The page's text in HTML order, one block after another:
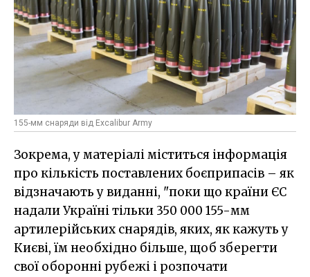
155-мм снаряди від Excalibur Army
Зокрема, у матеріалі міститься інформація
про кількість поставлених боєприпасів – як
відзначають у виданні, "поки що країни ЄС
надали Україні тільки 350 000 155-мм
артилерійських снарядів, яких, як кажуть у
Києві, їм необхідно більше, щоб зберегти
свої оборонні рубежі і розпочати